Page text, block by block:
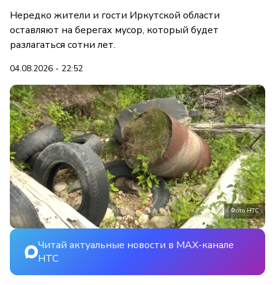
Нередко жители и гости Иркутской области
оставляют на берегах мусор, который будет
разлагаться сотни лет.
04.08.2026 - 22:52
Фото НТС
Читай актуальные новости в MAX-канале
НТС